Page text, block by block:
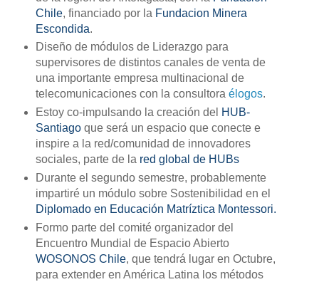
Chile, financiado por la Fundacion Minera
Escondida.
Diseño de módulos de Liderazgo para
supervisores de distintos canales de venta de
una importante empresa multinacional de
telecomunicaciones con la consultora élogos.
Estoy co-impulsando la creación del HUB-
Santiagoque será un espacio que conecte e
inspire a la red/comunidad de innovadores
sociales, parte de la red global de HUBs
Durante el segundo semestre, probablemente
impartiré un módulo sobre Sostenibilidad en el
Diplomado en Educación Matríztica Montessori.
Formo parte del comité organizador del
Encuentro Mundial de Espacio Abierto
WOSONOS Chile, que tendrá lugar en Octubre,
para extender en América Latina los métodos